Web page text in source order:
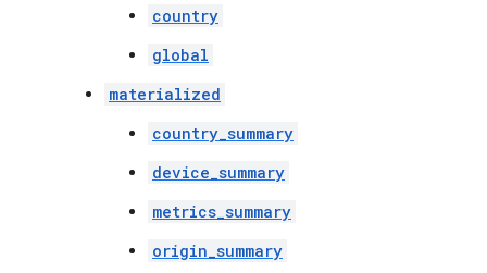
country
global
materialized
country_summary
device_summary
metrics_summary
origin_summary